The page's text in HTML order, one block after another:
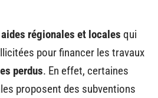
aides régionales et locales qui
pour financer les travaux
perdus. En effet, certaines
proposent des subventions